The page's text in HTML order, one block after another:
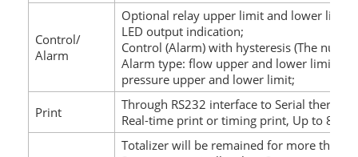
Control/
Alarm
Optional relay upper limit and lower limit
LED output indication;
Control (Alarm) with hysteresis (The
Alarm type: flow upper and lower limit,
pressure upper and lower limit;
Print
Through RS232 interface to Serial thermal
Real-time print or timing print, Up to 8
Totalizer will be remained for more than